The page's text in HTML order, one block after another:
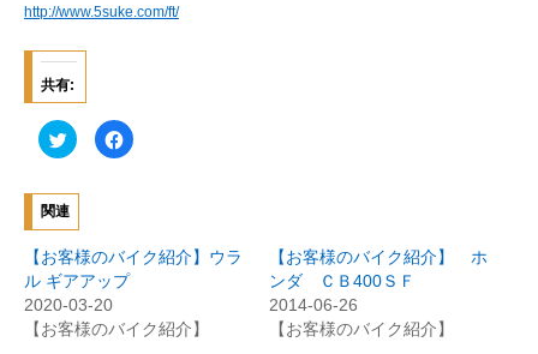
http://www.5suke.com/ft/
共有:
ク
リ
し
て
T
w
i
t
t
e
r
で
共
F
a
で
共
有
に
は
関連
【お客様のバイク紹介】ウラ
ル ギアアップ
2020-03-20
【お客様のバイク紹介】
【お客様のバイク紹介】 ホ
ンダ ＣＢ400ＳＦ
2014-06-26
【お客様のバイク紹介】